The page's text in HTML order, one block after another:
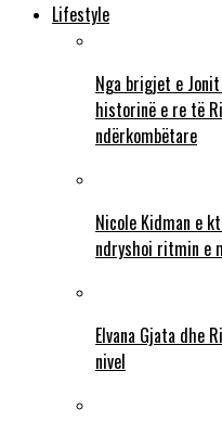
Lifestyle
Nga brigjet e
historinë e re të
ndërkombëtare
Nicole Kidman e
ndryshoi ritmin e
Elvana Gjata dhe
nivel